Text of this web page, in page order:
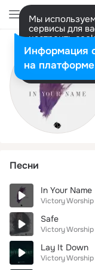
Мы
сервисы для
настроить
Разрешить
Песни
In Your Name
Victory Worship
Safe
Victory Worship
Lay It Down
Victory Worship
Информация
на